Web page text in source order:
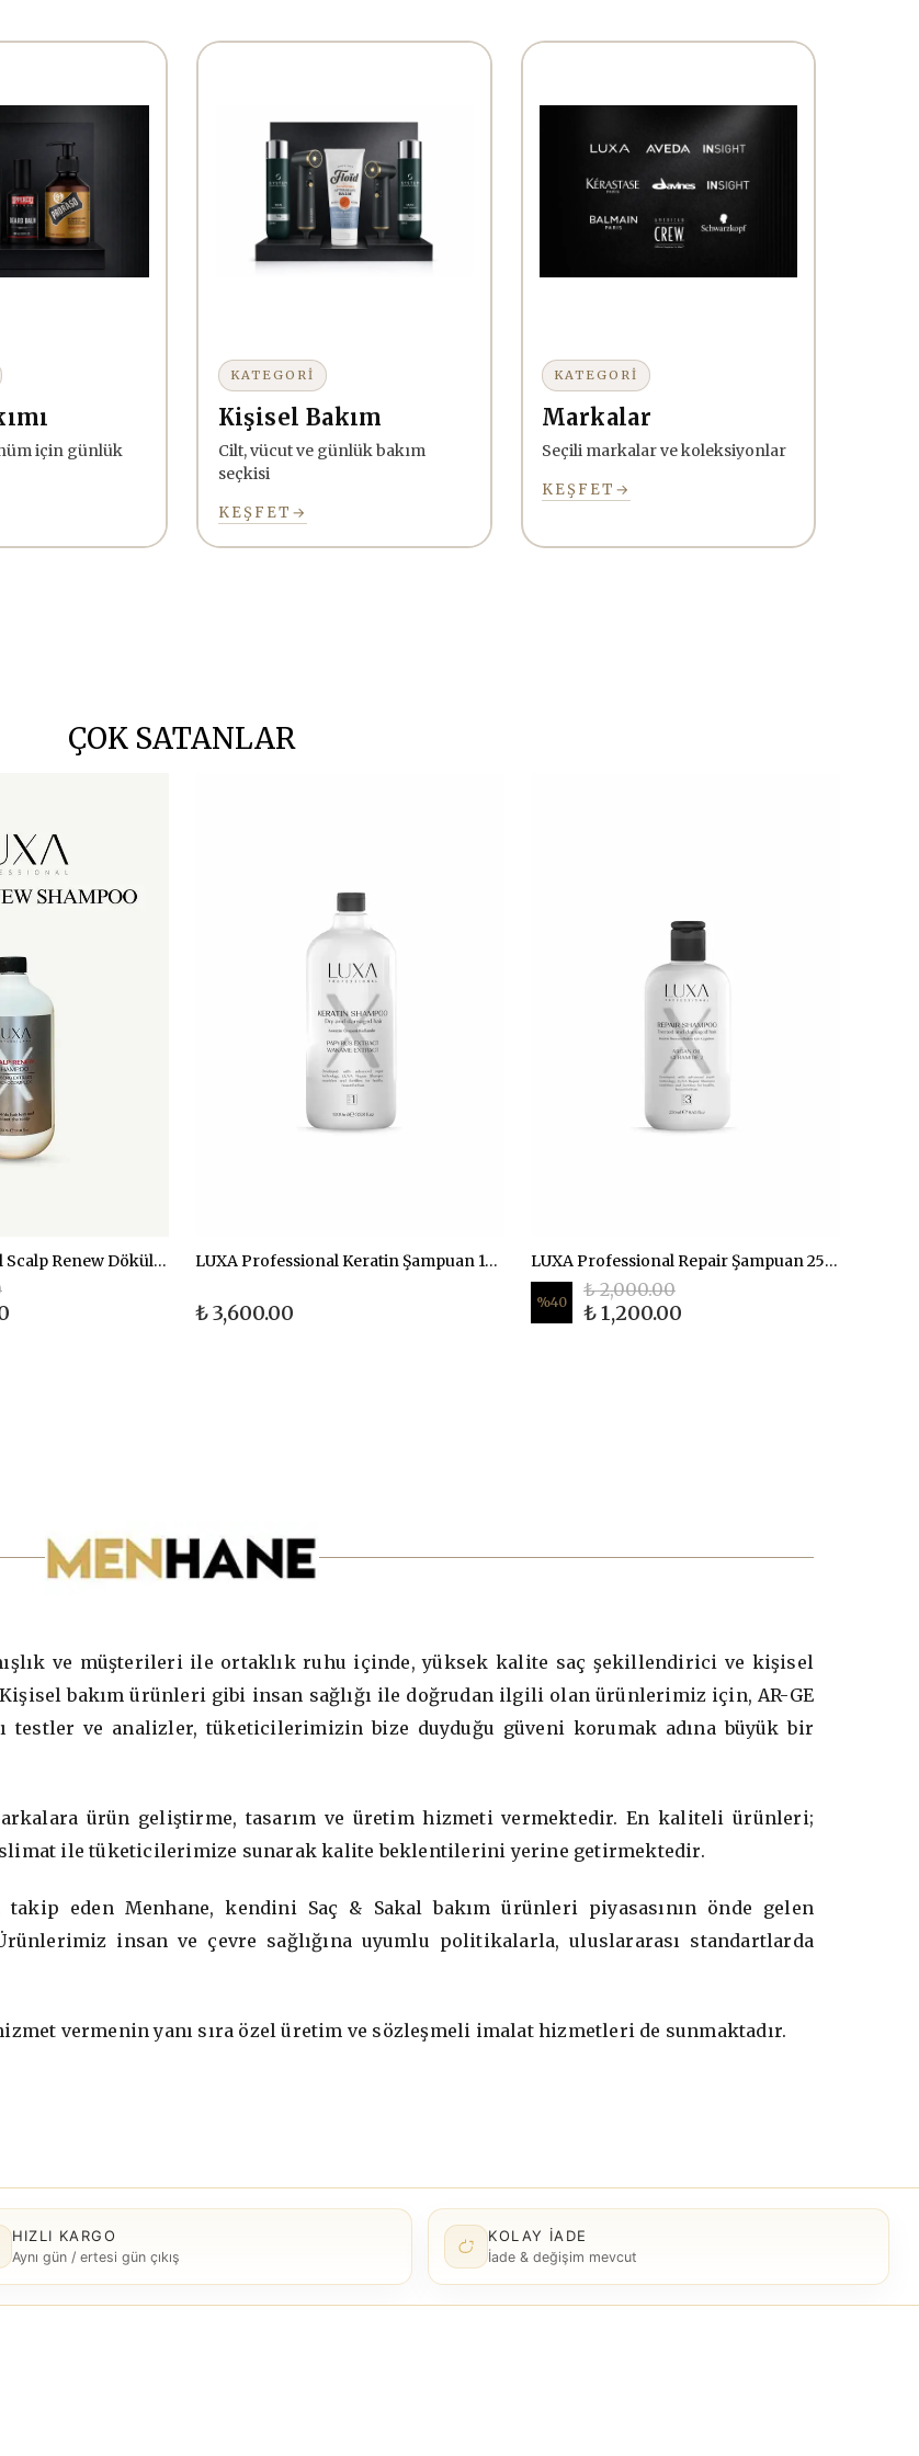
için günlük
KATEGORİ
Kişisel Bakım
Cilt, vücut ve günlük bakım
seçkisi
KEŞFET →
KATEGORİ
Markalar
Seçili markalar ve koleksiyonlar
KEŞFET →
ÇOK SATANLAR
LUXA Professional Scalp Renew Dökülme Önleyici Şampuan 1000 ml LUXA Professional Keratin Şampuan 1000 ml
₺ 3,600.00
LUXA Professional Repair Şampuan 250 ml
%40
₺ 2,000.00
₺ 1,200.00
ve müşterileri ile ortaklık ruhu içinde, yüksek kalite saç şekillendirici ve kişisel
Kişisel bakım ürünleri gibi insan sağlığı ile doğrudan ilgili olan ürünlerimiz için, AR-GE
testler ve analizler, tüketicilerimizin bize duyduğu güveni korumak adına büyük bir
ürün geliştirme, tasarım ve üretim hizmeti vermektedir. En kaliteli ürünleri;
ile tüketicilerimize sunarak kalite beklentilerini yerine getirmektedir.
eden Menhane, kendini Saç & Sakal bakım ürünleri piyasasının önde gelen
insan ve çevre sağlığına uyumlu politikalarla, uluslararası standartlarda
vermenin yanı sıra özel üretim ve sözleşmeli imalat hizmetleri de sunmaktadır.
HIZLI KARGO
Aynı gün / ertesi gün çıkış
KOLAY İADE
İade & değişim mevcut